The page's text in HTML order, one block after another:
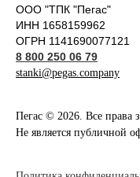
ООО "ТПК "Пегас"
ИНН 1658159962
ОГРН 1141690077121
8 800 250 06 79
stanki@pegas.company
Пегас © 2026. Все права
Не является публичной